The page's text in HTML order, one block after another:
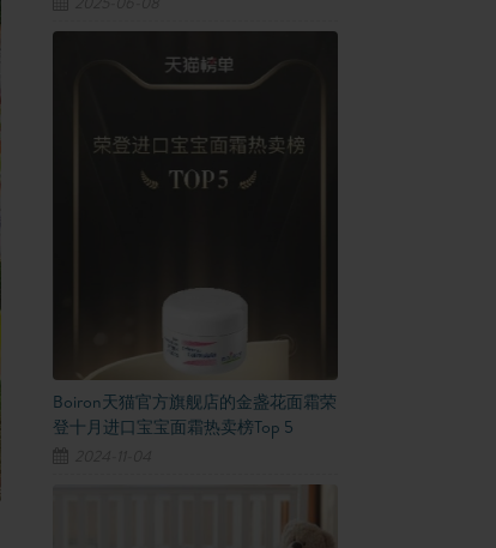
Boiron天猫官方旗舰店的金盏花面霜荣
登十月进口宝宝面霜热卖榜Top 5